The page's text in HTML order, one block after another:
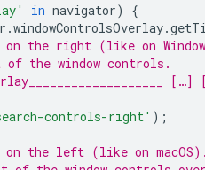
in navigator)
{
.windowControlsOverlay.
on the right (like on
the window controls.
controls-right' );
on the left (like on